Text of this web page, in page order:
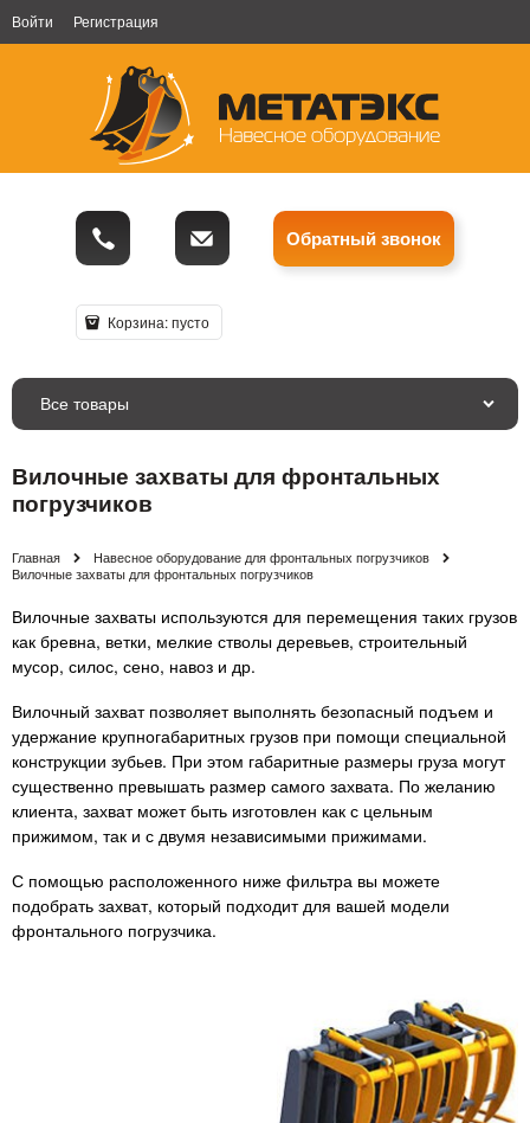
Войти Регистрация
Обратный звонок
Корзина:пусто
Все товары
Вилочные захваты для фронтальных
погрузчиков
Главная
Навесное оборудование для фронтальных погрузчиков
Вилочные захваты для фронтальных погрузчиков
Вилочные захваты используются для перемещения таких грузов
как бревна, ветки, мелкие стволы деревьев, строительный
мусор, силос, сено, навоз и др.
Вилочный захват позволяет выполнять безопасный подъем и
удержание крупногабаритных грузов при помощи специальной
конструкции зубьев. При этом габаритные размеры груза могут
существенно превышать размер самого захвата. По желанию
клиента, захват может быть изготовлен как с цельным
прижимом, так и с двумя независимыми прижимами.
С помощью расположенного ниже фильтра вы можете
подобрать захват, который подходит для вашей модели
фронтального погрузчика.